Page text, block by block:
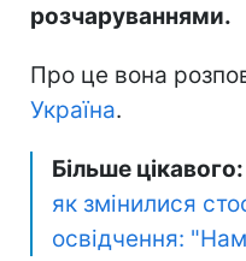
розчаруваннями.
Про це вона
Україна.
Більше цікавого:
як змінилися
освідчення: